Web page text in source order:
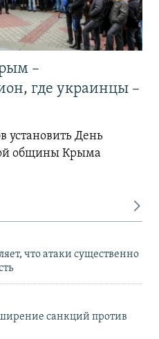
–
где украинцы –
установить День
общины Крыма
что атаки существенно
санкций против